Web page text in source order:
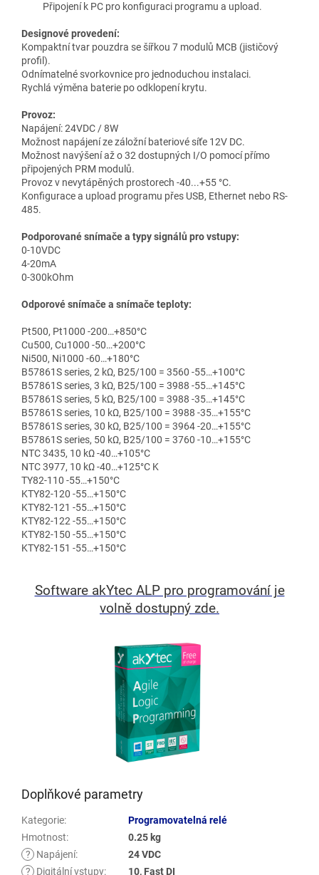
Připojení k PC pro konfiguraci programu a upload.
Designové provedení:
Kompaktní tvar pouzdra se šířkou 7 modulů MCB (jističový
profil).
Odnímatelné svorkovnice pro jednoduchou instalaci.
Rychlá výměna baterie po odklopení krytu.
Provoz:
Napájení: 24VDC / 8W
Možnost napájení ze záložní bateriové síťe 12V DC.
Možnost navýšení až o 32 dostupných I/O pomocí přímo
připojených PRM modulů.
Provoz v nevytápěných prostorech -40...+55 °С.
Konfigurace a upload programu přes USB, Ethernet nebo RS-
485.
Podporované snímače a typy signálů pro vstupy:
0-10VDC
4-20mA
0-300kOhm
Odporové snímače a snímače teploty:
Pt500, Pt1000 -200…+850°C
Cu500, Cu1000 -50…+200°C
Ni500, Ni1000 -60…+180°C
B57861S series, 2 kΩ, B25/100 = 3560 -55…+100°C
B57861S series, 3 kΩ, B25/100 = 3988 -55…+145°C
B57861S series, 5 kΩ, B25/100 = 3988 -35…+145°C
B57861S series, 10 kΩ, B25/100 = 3988 -35…+155°C
B57861S series, 30 kΩ, B25/100 = 3964 -20…+155°C
B57861S series, 50 kΩ, B25/100 = 3760 -10…+155°C
NTC 3435, 10 kΩ -40…+105°C
NTC 3977, 10 kΩ -40…+125°C K
TY82-110 -55…+150°C
KTY82-120 -55…+150°C
KTY82-121 -55…+150°C
KTY82-122 -55…+150°C
KTY82-150 -55…+150°C
KTY82-151 -55…+150°C
Software akYtec ALP pro programování je
volně dostupný zde.
Doplňkové parametry
Kategorie:
Programovatelná relé
Hmotnost:
0.25 kg
?
Napájení:
24 VDC
?
Digitální vstupy:
10, Fast DI